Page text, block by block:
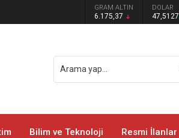
GRAM ALTIN
6.175,37
DOLAR
47,5127
Bilim ve Teknoloji Resmi İlanlar